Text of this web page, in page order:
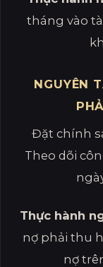
tháng vào
NGUYÊN
Đặt chính
Theo dõi
Thực hành
nợ phải thu
nợ